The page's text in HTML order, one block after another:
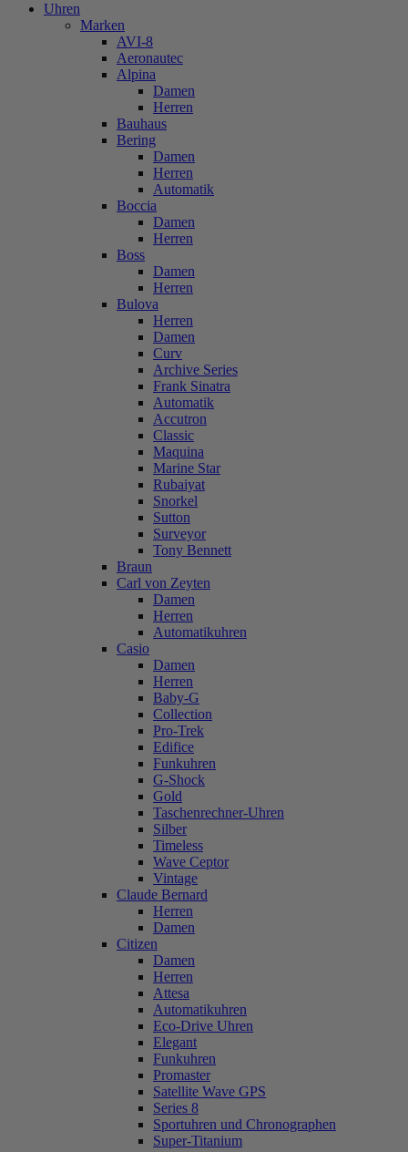
Uhren
Marken
AVI-8
Aeronautec
Alpina
Damen
Herren
Bauhaus
Bering
Damen
Herren
Automatik
Boccia
Damen
Herren
Boss
Damen
Herren
Bulova
Herren
Damen
Curv
Archive Series
Frank Sinatra
Automatik
Accutron
Classic
Maquina
Marine Star
Rubaiyat
Snorkel
Sutton
Surveyor
Tony Bennett
Braun
Carl von Zeyten
Damen
Herren
Automatikuhren
Casio
Damen
Herren
Baby-G
Collection
Pro-Trek
Edifice
Funkuhren
G-Shock
Gold
Taschenrechner-Uhren
Silber
Timeless
Wave Ceptor
Vintage
Claude Bernard
Herren
Damen
Citizen
Damen
Herren
Attesa
Automatikuhren
Eco-Drive Uhren
Elegant
Funkuhren
Promaster
Satellite Wave GPS
Series 8
Sportuhren und Chronographen
Super-Titanium